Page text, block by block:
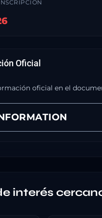
Oficial
oficial en el
interés